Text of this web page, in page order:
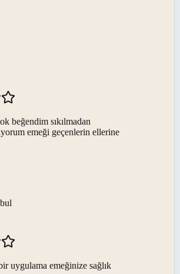
beğendim sıkılmadan
emeği geçenlerin ellerine
uygulama emeğinize sağlık